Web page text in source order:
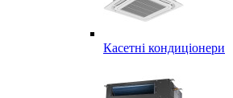
Касетні кондиціонери